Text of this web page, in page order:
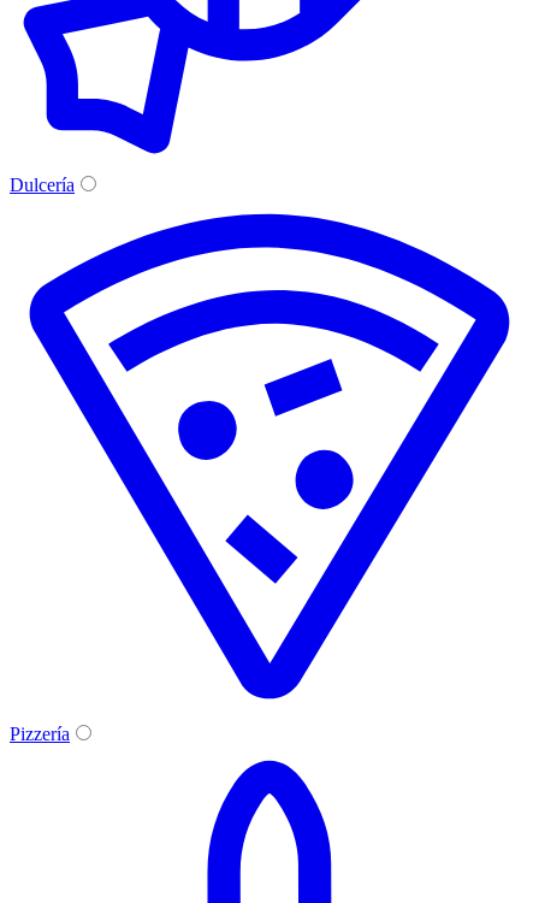
Dulcería
Pizzería